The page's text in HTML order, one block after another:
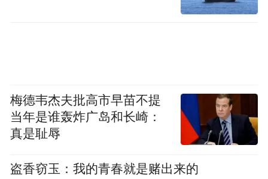
梅德韦杰夫批高市早苗不提
当年是谁轰炸广岛和长崎：
真是耻辱
盗香窃玉：我的青春就是赌出来的